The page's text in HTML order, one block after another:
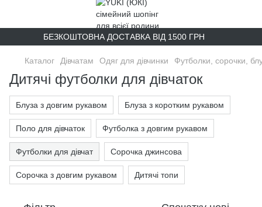
БЕЗКОШТОВНА ДОСТАВКА ВІД 1500 ГРН
Каталог Дівчатам Одяг для дівчинки Футболки, сорочки,
Дитячі футболки для дівчаток
Блуза з довгим рукавом Блуза з коротким рукавом
Поло для дівчаток Футболка з довгим рукавом
Футболки для дівчат Сорочка джинсова
Сорочка з довгим рукавом Дитячі топи